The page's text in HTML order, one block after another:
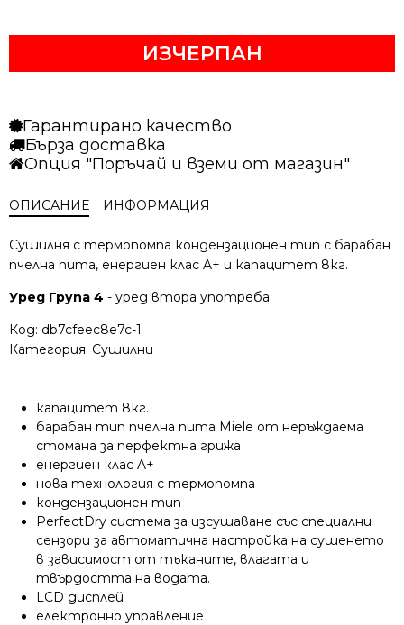
ИЗЧЕРПАН
Гарантирано качество
Бърза доставка
Опция "Поръчай и вземи от магазин"
ОПИСАНИЕ ИНФОРМАЦИЯ
Сушилня с термопомпа кондензационен тип с барабан
пчелна пита, енергиен клас A+ и капацитет 8кг.
Уред Група 4 - уред втора употреба.
Код: db7cfeec8e7c-1
Категория: Сушилни
капацитет 8кг.
барабан тип пчелна пита Miele от неръждаема
стомана за перфектна грижа
енергиен клас A+
нова технология с термопомпа
кондензационен тип
PerfectDry система за изсушаване със специални
сензори за автоматична настройка на сушенето
в зависимост от тъканите, влагата и
твърдостта на водата.
LCD дисплей
електронно управление